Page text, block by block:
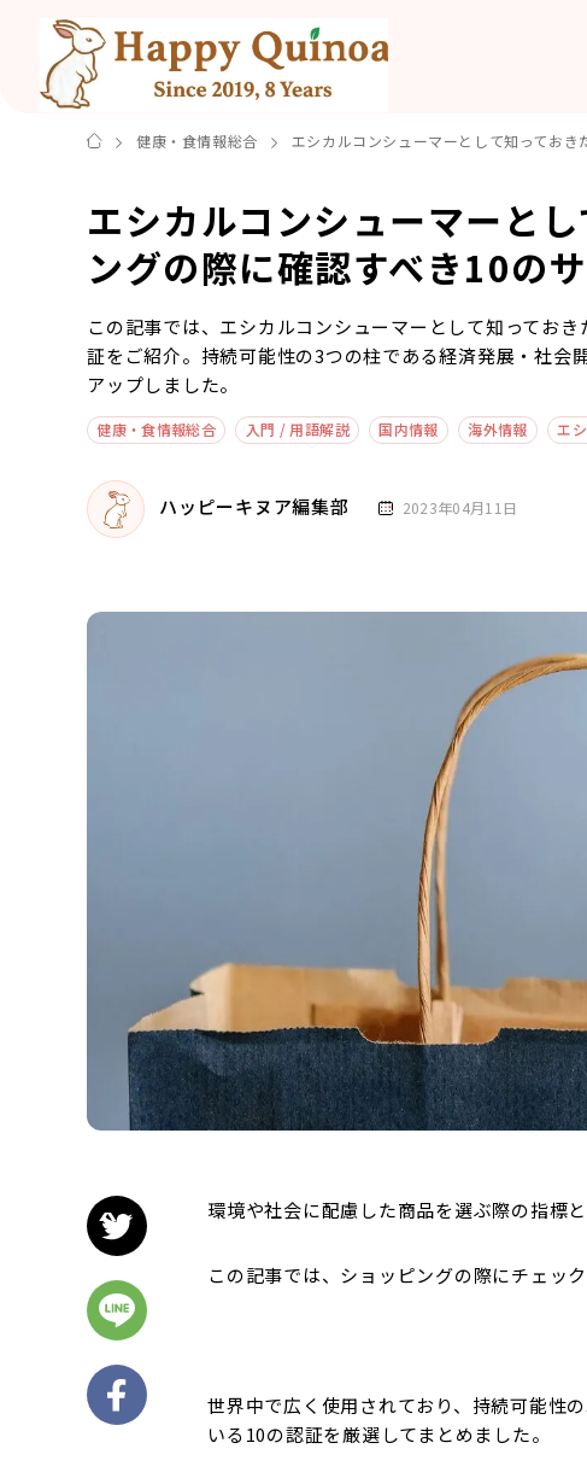
健康・食情報総合 エシカルコンシューマーとして知ってお
エシカルコンシューマーと
ングの際に確認すべき10の
この記事では、エシカルコンシューマーとして知ってお
証をご紹介。持続可能性の3つの柱である経済発展・社会
アップしました。
健康・食情報総合 入門 / 用語解説 国内情報 海外情報 エ
ハッピーキヌア編集部 2023年04月11日
環境や社会に配慮した商品を選ぶ際の指標
この記事では、ショッピングの際にチェッ
世界中で広く使用されており、持続可能性
いる10の認証を厳選してまとめました。